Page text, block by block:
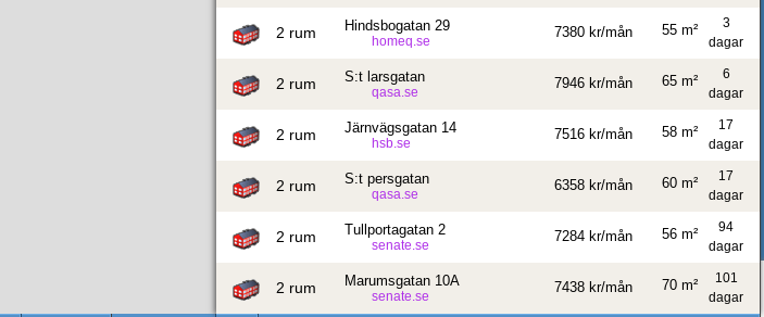
2 rum Hindsbogatan 29
homeq.se
7380 kr/mån
3
dagar
55 m²
2 rum S:t larsgatan
qasa.se
7946 kr/mån
6
dagar
65 m²
2 rum Järnvägsgatan 14
hsb.se
7516 kr/mån
17
dagar
58 m²
2 rum S:t persgatan
qasa.se
6358 kr/mån
17
dagar
60 m²
2 rum Tullportagatan 2
senate.se
7284 kr/mån
94
dagar
56 m²
2 rum Marumsgatan 10A
senate.se
7438 kr/mån
101
dagar
70 m²